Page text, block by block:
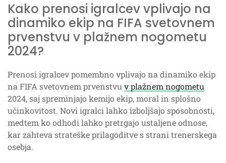
Kako prenosi igralcev vplivajo na
dinamiko ekip na FIFA svetovnem
prvenstvu v plažnem nogometu
2024?
Prenosi igralcev pomembno vplivajo na dinamiko ekip
na FIFA svetovnem prvenstvuv plažnem nogometu
2024, saj spreminjajo kemijo ekip, moral in splošno
učinkovitost. Novi igralci lahko izboljšajo sposobnosti,
medtem ko odhodi lahko pretrgajo ustaljene odnose,
kar zahteva strateške prilagoditve s strani trenerskega
osebja.